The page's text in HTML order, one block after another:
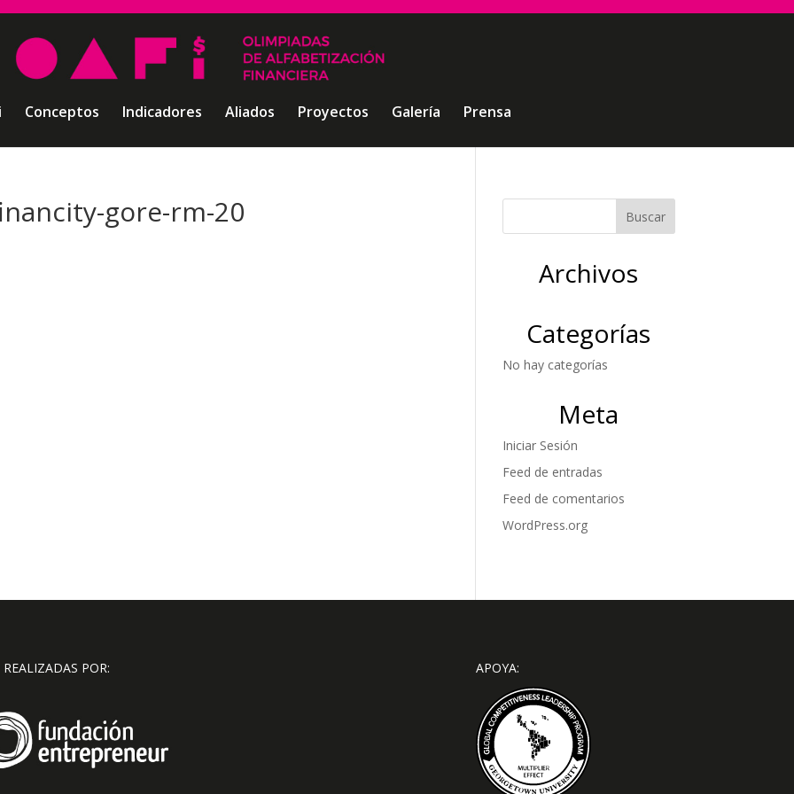
Conceptos Indicadores Aliados Proyectos Galería Prensa
gore-rm-20
Archivos
Categorías
No hay categorías
Meta
Iniciar Sesión
Feed de entradas
Feed de comentarios
WordPress.org
POR: APOYA: